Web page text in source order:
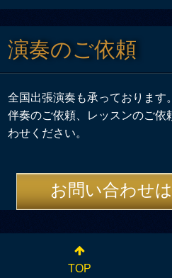
演奏のご依頼
全国出張演奏も承っております
伴奏のご依頼、レッスンのご依
わせください。
お問い合わせ
TOP